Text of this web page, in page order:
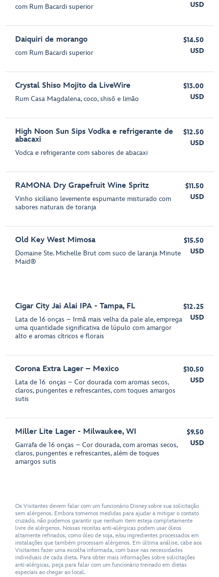
com Rum Bacardi superior
USD
Daiquiri de morango
com Rum Bacardi superior
$14.50
USD
Crystal Shiso Mojito da LiveWire
Rum Casa Magdalena, coco, shisô e limão
$13.00
USD
High Noon Sun Sips Vodka e refrigerante de
abacaxi
Vodca e refrigerante com sabores de abacaxi
$12.50
USD
RAMONA Dry Grapefruit Wine Spritz
Vinho siciliano levemente espumante misturado com
sabores naturais de toranja
$11.50
USD
Old Key West Mimosa
Domaine Ste. Michelle Brut com suco de laranja Minute
Maid®
$15.50
USD
Cigar City Jai Alai IPA - Tampa, FL
Lata de 16 onças – Irmã mais velha da pale ale, emprega
uma quantidade significativa de lúpulo com amargor
alto e aromas cítricos e florais
$12.25
USD
Corona Extra Lager – Mexico
Lata de 16 onças – Cor dourada com aromas secos,
claros, pungentes e refrescantes, com toques amargos
sutis
$10.50
USD
Miller Lite Lager - Milwaukee, WI
Garrafa de 16 onças – Cor dourada, com aromas secos,
claros, pungentes e refrescantes, além de toques
amargos sutis
$9.50
USD
Os Visitantes devem falar com um funcionário Disney sobre sua solicitação
sem alérgenos. Embora tomemos medidas para ajudar a mitigar o contato
cruzado, não podemos garantir que nenhum item esteja completamente
livre de alérgenos. Nossas receitas anti-alérgicas podem usar óleos
altamente refinados, como óleo de soja, e/ou ingredientes processados em
instalações que também processam alérgenos. Em última análise, cabe aos
Visitantes fazer uma escolha informada, com base nas necessidades
individuais de cada dieta. Para obter mais informações sobre solicitações
anti-alérgicas, peça para falar com um funcionário treinado em dietas
especiais ao chegar ao local.